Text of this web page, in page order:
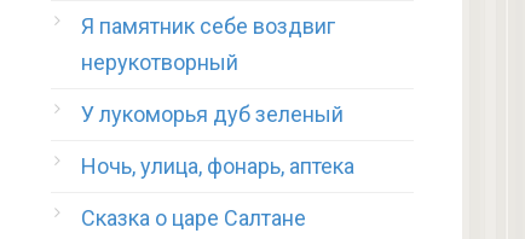
Я памятник себе воздвиг
нерукотворный
У лукоморья дуб зеленый
Ночь, улица, фонарь, аптека
Сказка о царе Салтане